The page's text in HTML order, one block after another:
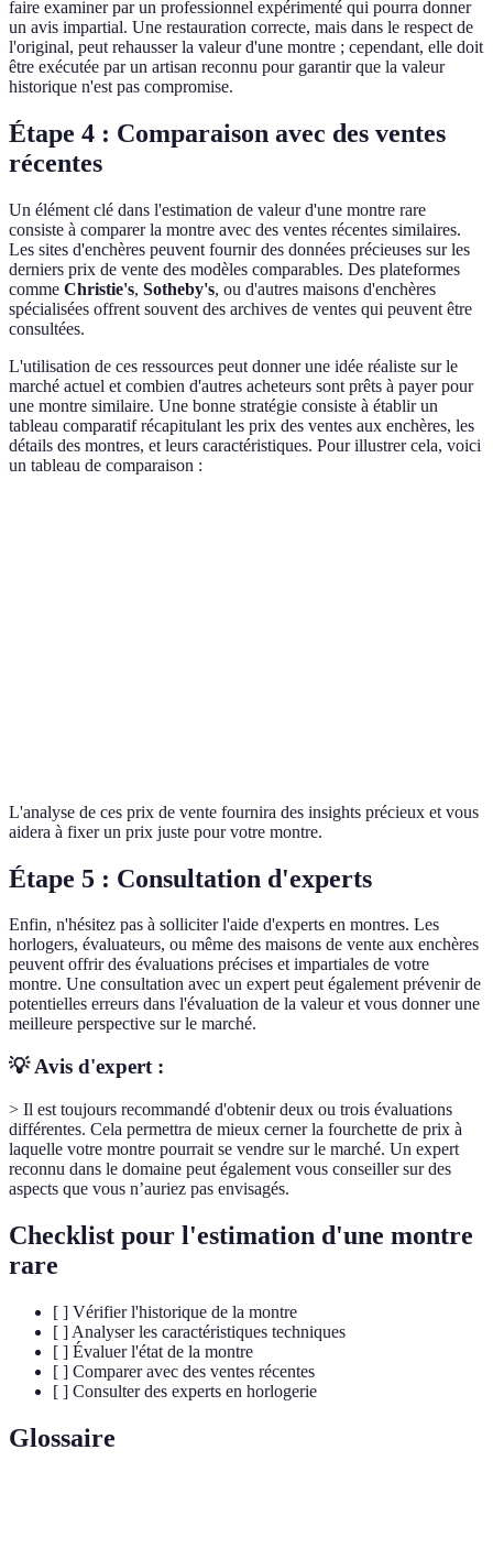
faire examiner par un professionnel expérimenté qui pourra donner
un avis impartial. Une restauration correcte, mais dans le respect de
l'original, peut rehausser la valeur d'une montre ; cependant, elle doit
être exécutée par un artisan reconnu pour garantir que la valeur
historique n'est pas compromise.
Étape 4 : Comparaison avec des ventes
récentes
Un élément clé dans l'estimation de valeur d'une montre rare
consiste à comparer la montre avec des ventes récentes similaires.
Les sites d'enchères peuvent fournir des données précieuses sur les
derniers prix de vente des modèles comparables. Des plateformes
comme Christie's, Sotheby's, ou d'autres maisons d'enchères
spécialisées offrent souvent des archives de ventes qui peuvent être
consultées.
L'utilisation de ces ressources peut donner une idée réaliste sur le
marché actuel et combien d'autres acheteurs sont prêts à payer pour
une montre similaire. Une bonne stratégie consiste à établir un
tableau comparatif récapitulant les prix des ventes aux enchères, les
détails des montres, et leurs caractéristiques. Pour illustrer cela, voici
un tableau de comparaison :
L'analyse de ces prix de vente fournira des insights précieux et vous
aidera à fixer un prix juste pour votre montre.
Étape 5 : Consultation d'experts
Enfin, n'hésitez pas à solliciter l'aide d'experts en montres. Les
horlogers, évaluateurs, ou même des maisons de vente aux enchères
peuvent offrir des évaluations précises et impartiales de votre
montre. Une consultation avec un expert peut également prévenir de
potentielles erreurs dans l'évaluation de la valeur et vous donner une
meilleure perspective sur le marché.
💡 Avis d'expert :
> Il est toujours recommandé d'obtenir deux ou trois évaluations
différentes. Cela permettra de mieux cerner la fourchette de prix à
laquelle votre montre pourrait se vendre sur le marché. Un expert
reconnu dans le domaine peut également vous conseiller sur des
aspects que vous n’auriez pas envisagés.
Checklist pour l'estimation d'une montre
rare
[ ] Vérifier l'historique de la montre
[ ] Analyser les caractéristiques techniques
[ ] Évaluer l'état de la montre
[ ] Comparer avec des ventes récentes
[ ] Consulter des experts en horlogerie
Glossaire